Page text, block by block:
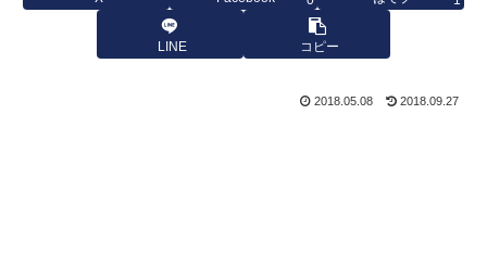
LINE コピー
2018.05.08 2018.09.27